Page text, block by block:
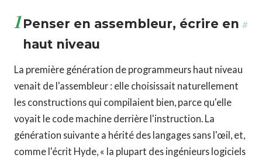
1Penser en assembleur, écrire en
haut niveau
#
La première génération de programmeurs haut niveau
venait de l'assembleur : elle choisissait naturellement
les constructions qui compilaient bien, parce qu'elle
voyait le code machine derrière l'instruction. La
génération suivante a hérité des langages sans l'œil, et,
comme l'écrit Hyde, « la plupart des ingénieurs logiciels